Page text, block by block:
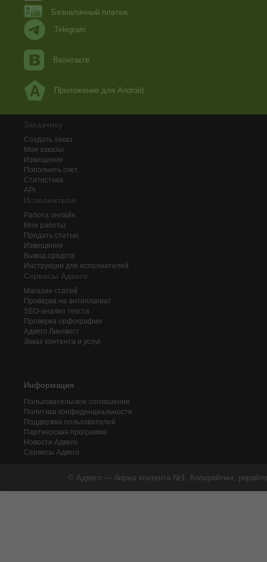
Безналичный платеж
Telegram
Вконтакте
Приложение для Android
Заказчику
Создать заказ
Мои заказы
Извещения
Пополнить счёт
Статистика
API
Исполнителю
Работа онлайн
Мои работы
Продать статью
Извещения
Вывод средств
Инструкции для исполнителей
Сервисы Адвего
Магазин статей
Проверка на антиплагиат
SEO-анализ текста
Проверка орфографии
Адвего Лингвист
Заказ контента и услуг
Информация
Пользовательское соглашение
Политика конфиденциальности
Поддержка пользователей
Партнерская программа
Новости Адвего
Сервисы Адвего
© Адвего — биржа контента №1. Копирайтинг,